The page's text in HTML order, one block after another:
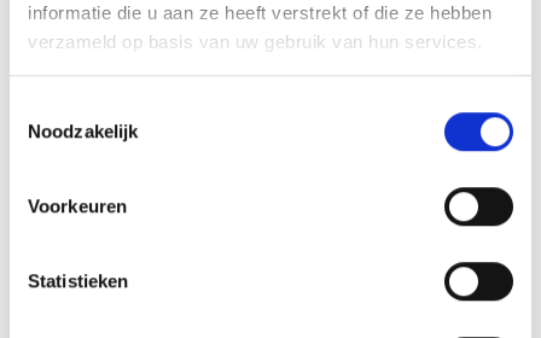
informatie die u aan ze heeft verstrekt of die ze hebben
verzameld op basis van uw gebruik van hun services.
Noodzakelijk
Voorkeuren
Statistieken
AANMELDEN LID